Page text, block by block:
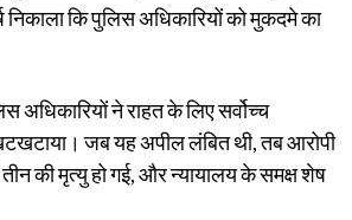
निकाला कि पुलिस अधिकारियों को मुकदमे का
अधिकारियों ने राहत के लिए सर्वोच्च
जब यह अपील लंबित थी, तब आरोपी
की मृत्यु हो गई, और न्यायालय के समक्ष शेष